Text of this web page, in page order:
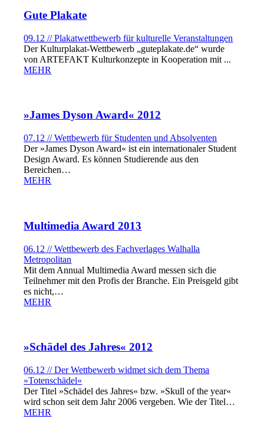
Gute Plakate
09.12 // Plakatwettbewerb für kulturelle Veranstaltungen
Der Kulturplakat-Wettbewerb „guteplakate.de“ wurde
von ARTEFAKT Kulturkonzepte in Kooperation mit ...
MEHR
»James Dyson Award« 2012
07.12 // Wettbewerb für Studenten und Absolventen
Der »James Dyson Award« ist ein internationaler Student
Design Award. Es können Studierende aus den
Bereichen…
MEHR
Multimedia Award 2013
06.12 // Wettbewerb des Fachverlages Walhalla
Metropolitan
Mit dem Annual Multimedia Award messen sich die
Teilnehmer mit den Profis der Branche. Ein Preisgeld gibt
es nicht,…
MEHR
»Schädel des Jahres« 2012
06.12 // Der Wettbewerb widmet sich dem Thema
»Totenschädel«
Der Titel »Schädel des Jahres« bzw. »Skull of the year«
wird schon seit dem Jahr 2006 vergeben. Wie der Titel…
MEHR